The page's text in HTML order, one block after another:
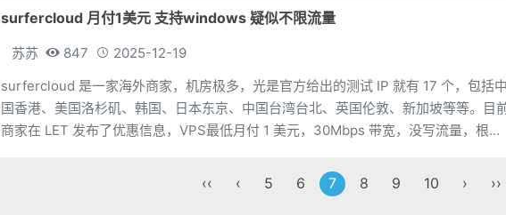
surfercloud 月付1美元 支持windows 疑似不限流量
苏苏 847
2025-12-19
surfercloud 是一家海外商家，机房极多，光是官方给出的测试 IP 就有 17 个，包括中
国香港、美国洛杉矶、韩国、日本东京、中国台湾台北、英国伦敦、新加坡等等。目
商家在 LET 发布了优惠信息，VPS最低月付 1 美元，30Mbps 带宽，没写流量，根据
‹‹ ‹ 5 6 7 8 9 10 › ››